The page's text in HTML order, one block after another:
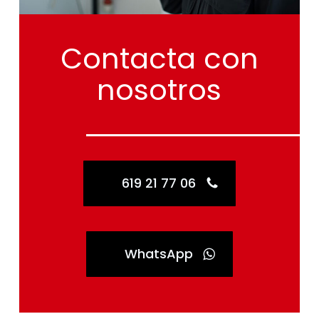
Contacta con
nosotros
619 21 77 06
WhatsApp